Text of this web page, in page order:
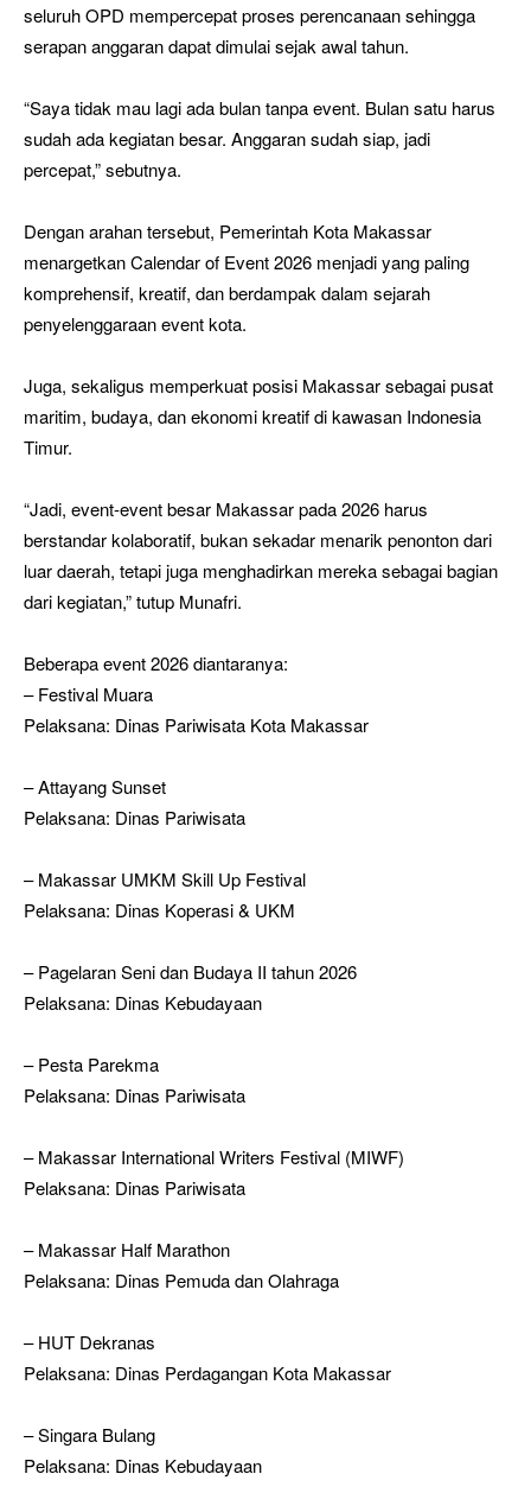
seluruh OPD mempercepat proses perencanaan sehingga
serapan anggaran dapat dimulai sejak awal tahun.
“Saya tidak mau lagi ada bulan tanpa event. Bulan satu harus
sudah ada kegiatan besar. Anggaran sudah siap, jadi
percepat,” sebutnya.
Dengan arahan tersebut, Pemerintah Kota Makassar
menargetkan Calendar of Event 2026 menjadi yang paling
komprehensif, kreatif, dan berdampak dalam sejarah
penyelenggaraan event kota.
Juga, sekaligus memperkuat posisi Makassar sebagai pusat
maritim, budaya, dan ekonomi kreatif di kawasan Indonesia
Timur.
“Jadi, event-event besar Makassar pada 2026 harus
berstandar kolaboratif, bukan sekadar menarik penonton dari
luar daerah, tetapi juga menghadirkan mereka sebagai bagian
dari kegiatan,” tutup Munafri.
Beberapa event 2026 diantaranya:
– Festival Muara
Pelaksana: Dinas Pariwisata Kota Makassar
– Attayang Sunset
Pelaksana: Dinas Pariwisata
– Makassar UMKM Skill Up Festival
Pelaksana: Dinas Koperasi & UKM
– Pagelaran Seni dan Budaya II tahun 2026
Pelaksana: Dinas Kebudayaan
– Pesta Parekma
Pelaksana: Dinas Pariwisata
– Makassar International Writers Festival (MIWF)
Pelaksana: Dinas Pariwisata
– Makassar Half Marathon
Pelaksana: Dinas Pemuda dan Olahraga
– HUT Dekranas
Pelaksana: Dinas Perdagangan Kota Makassar
– Singara Bulang
Pelaksana: Dinas Kebudayaan